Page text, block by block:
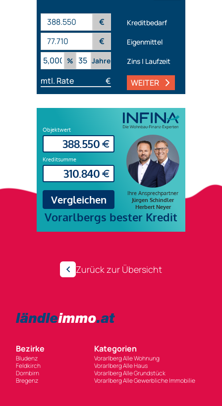
€ Kreditbedarf
€
Eigenmittel
%
Jahre Zins | Laufzeit
mtl. Rate € WEITER
Zurück zur Übersicht
Bezirke
Bludenz
Feldkirch
Dornbirn
Bregenz
Kategorien
Vorarlberg Alle Wohnung
Vorarlberg Alle Haus
Vorarlberg Alle Grundstück
Vorarlberg Alle Gewerbliche Immobilie